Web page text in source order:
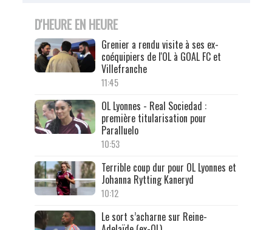
D'HEURE EN HEURE
Grenier a rendu visite à ses ex-
coéquipiers de l'OL à GOAL FC et
Villefranche
11:45
OL Lyonnes - Real Sociedad :
première titularisation pour
Paralluelo
10:53
Terrible coup dur pour OL Lyonnes et
Johanna Rytting Kaneryd
10:12
Le sort s’acharne sur Reine-